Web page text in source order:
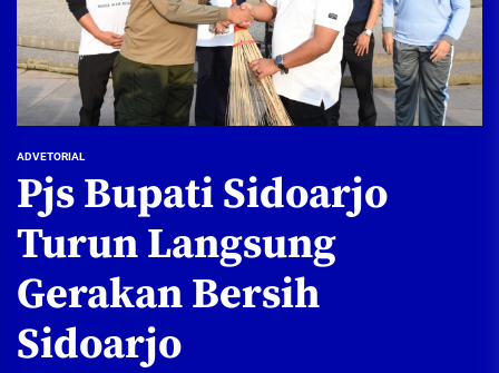
ADVETORIAL
Pjs Bupati Sidoarjo
Turun Langsung
Gerakan Bersih
Sidoarjo